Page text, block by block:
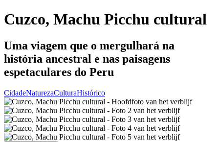
Cuzco, Machu Picchu cultural
Uma viagem que o mergulhará na
história ancestral e nas paisagens
espetaculares do Peru
CidadeNaturezaCulturaHistórico